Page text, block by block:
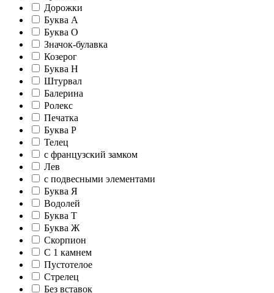
Дорожки
Буква А
Буква О
Значок-булавка
Козерог
Буква Н
Штурвал
Балерина
Ролекс
Печатка
Буква Р
Телец
c французский замком
Лев
c подвесными элементами
Буква Я
Водолей
Буква Т
Буква Ж
Скорпион
С 1 камнем
Пустотелое
Стрелец
Без вставок